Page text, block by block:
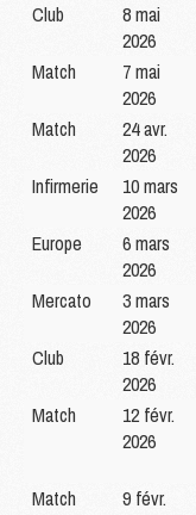
Club
8 mai
2026
Match
7 mai
2026
Match
24 avr.
2026
Infirmerie
10 mars
2026
Europe
6 mars
2026
Mercato
3 mars
2026
Club
18 févr.
2026
Match
12 févr.
2026
Match
9 févr.